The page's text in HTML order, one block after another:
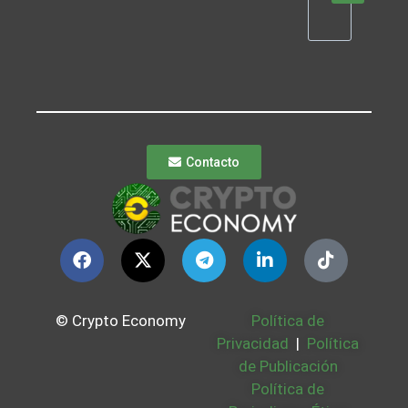
Contacto
© Crypto Economy
Política de
Privacidad | Política
de Publicación
Política de